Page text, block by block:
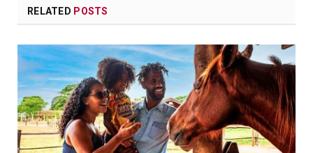
RELATED POSTS